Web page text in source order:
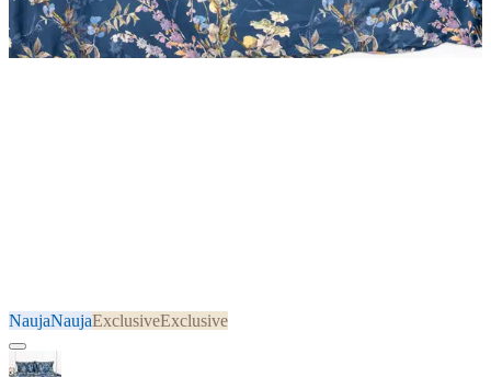
NaujaNaujaExclusiveExclusive